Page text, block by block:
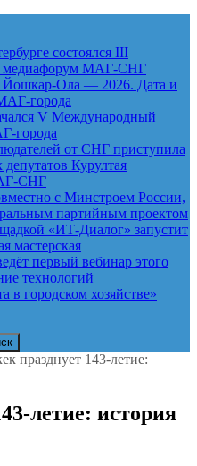
состоялся III
медиафорум МАГ-СНГ
Йошкар-Ола — 2026. Дата и
города
V Международный
города
от СНГ приступила
Курултая
СНГ
с Минстроем России,
партийным проектом
«ИТ-Диалог» запустит
мастерская
первый вебинар этого
технологий
в городском хозяйстве»
празднует 143-летие:
летие: история